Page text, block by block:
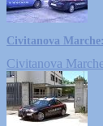
Civitanova
Civitanova Marche